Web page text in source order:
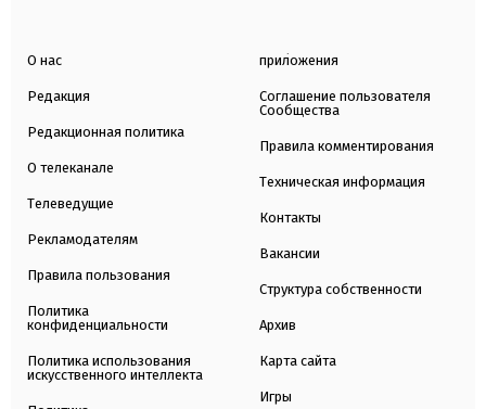
О нас
Редакция
Редакционная политика
О телеканале
Телеведущие
Рекламодателям
Правила пользования
Политика
конфиденциальности
Политика использования
искусственного интеллекта
приложения
Соглашение пользователя
Сообщества
Правила комментирования
Техническая информация
Контакты
Вакансии
Структура собственности
Архив
Карта сайта
Игры